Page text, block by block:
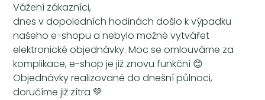
Vážení zákazníci,
dnes v dopoledních hodinách došlo k výpadku
našeho e-shopu a nebylo možné vytvářet
elektronické objednávky. Moc se omlouváme za
komplikace, e-shop je již znovu funkční 😊
Objednávky realizované do dnešní půlnoci,
doručíme již zítra 💚